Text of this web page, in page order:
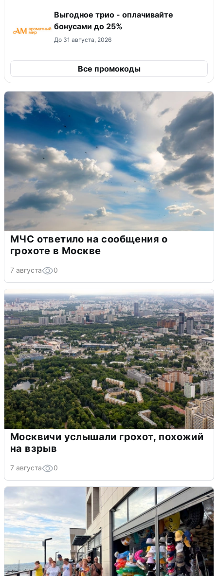
Выгодное трио - оплачивайте
бонусами до 25%
До 31 августа, 2026
Все промокоды
МЧС ответило на сообщения о
грохоте в Москве
7 августа 0
Москвичи услышали грохот, похожий
на взрыв
7 августа 0